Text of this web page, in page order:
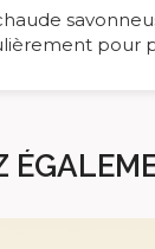
pour